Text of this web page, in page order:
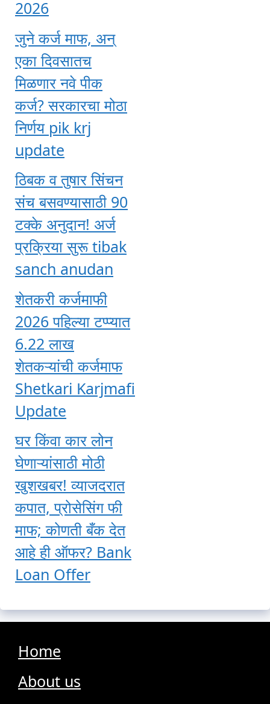
2026
जुने कर्ज माफ, अन्
एका दिवसातच
मिळणार नवे पीक
कर्ज? सरकारचा मोठा
निर्णय pik krj
update
ठिबक व तुषार सिंचन
संच बसवण्यासाठी 90
टक्के अनुदान! अर्ज
प्रक्रिया सुरू tibak
sanch anudan
शेतकरी कर्जमाफी
2026 पहिल्या टप्प्यात
6.22 लाख
शेतकऱ्यांची कर्जमाफ
Shetkari Karjmafi
Update
घर किंवा कार लोन
घेणाऱ्यांसाठी मोठी
खुशखबर! व्याजदरात
कपात, प्रोसेसिंग फी
माफ; कोणती बँक देत
आहे ही ऑफर? Bank
Loan Offer
Home
About us